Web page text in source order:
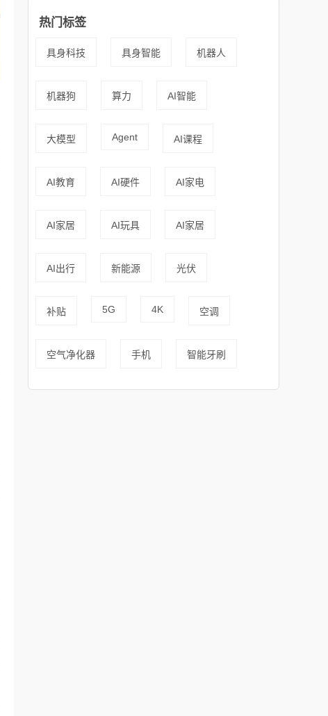
热门标签
具身科技 具身智能 机器人
机器狗 算力 AI智能
大模型 Agent AI课程
AI教育 AI硬件 AI家电
AI家居 AI玩具 AI家居
AI出行 新能源 光伏
补贴 5G 4K 空调
空气净化器 手机 智能牙刷